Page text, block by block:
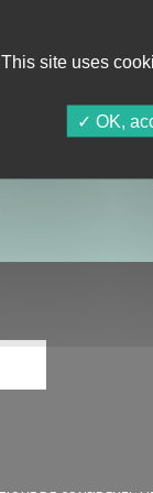
This site uses
OK,